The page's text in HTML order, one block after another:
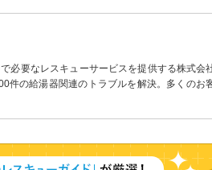
要なレスキューサービスを提供する株式会
件の給湯器関連のトラブルを解決。多くのお